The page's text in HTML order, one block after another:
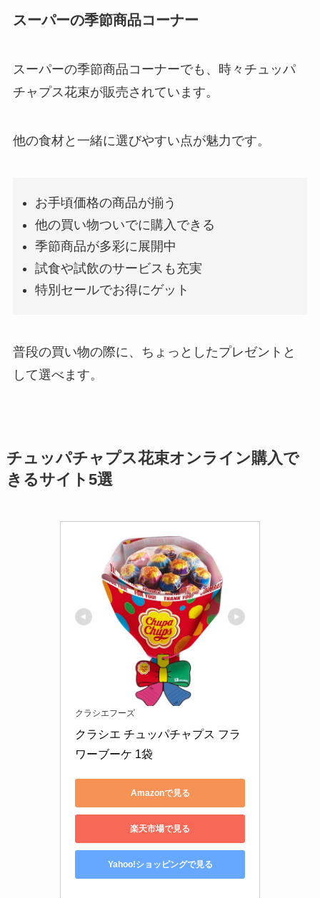
スーパーの季節商品コーナー
スーパーの季節商品コーナーでも、時々チュッパ
チャプス花束が販売されています。
他の食材と一緒に選びやすい点が魅力です。
お手頃価格の商品が揃う
他の買い物ついでに購入できる
季節商品が多彩に展開中
試食や試飲のサービスも充実
特別セールでお得にゲット
普段の買い物の際に、ちょっとしたプレゼントと
して選べます。
チュッパチャプス花束オンライン購入で
きるサイト5選
クラシエフーズ
クラシエ チュッパチャプス フラ
ワーブーケ 1袋
Amazonで見る
楽天市場で見る
Yahoo!ショッピングで見る